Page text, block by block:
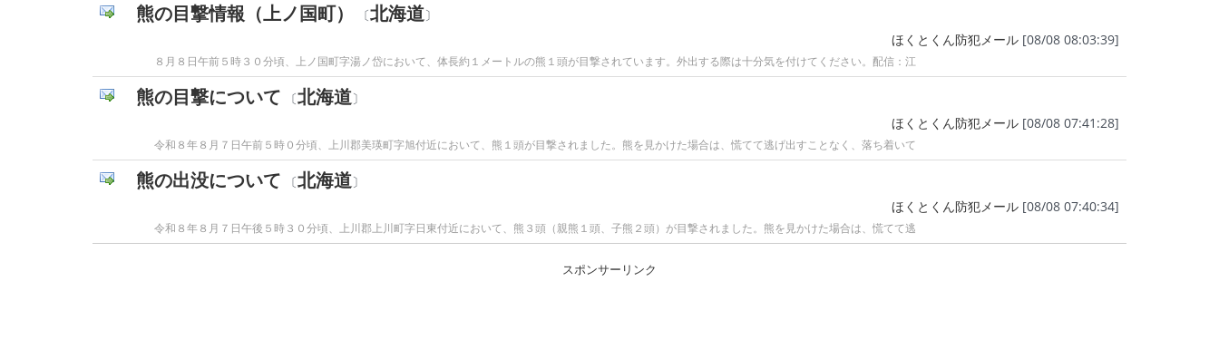
熊の目撃情報（上ノ国町） 〔北海道〕
ほくとくん防犯メール [08/08 08:03:39]
８月８日午前５時３０分頃、上ノ国町字湯ノ岱において、体長約１メートルの熊１頭が目撃されています。外出する際は十分気を付けてください。配信：江
熊の目撃について 〔北海道〕
ほくとくん防犯メール [08/08 07:41:28]
令和８年８月７日午前５時０分頃、上川郡美瑛町字旭付近において、熊１頭が目撃されました。熊を見かけた場合は、慌てて逃げ出すことなく、落ち着いて
熊の出没について 〔北海道〕
ほくとくん防犯メール [08/08 07:40:34]
令和８年８月７日午後５時３０分頃、上川郡上川町字日東付近において、熊３頭（親熊１頭、子熊２頭）が目撃されました。熊を見かけた場合は、慌てて逃
スポンサーリンク